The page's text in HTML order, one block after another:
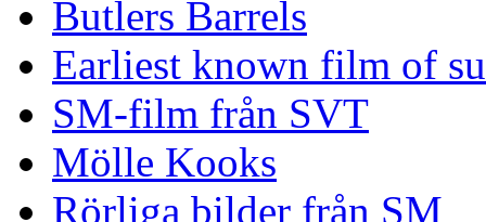
Butlers Barrels
Earliest known film of
SM-film från SVT
Mölle Kooks
Rörliga bilder från SM